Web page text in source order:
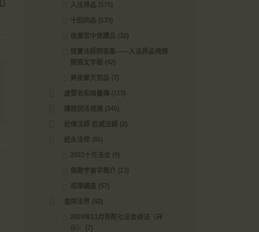
入法界品 (175)
十回向品 (139)
夜摩宮中偈讚品 (32)
恆實法師問答集——入法界品視頻
問答文字版 (42)
昇夜摩天宮品 (7)
虛雲老和尚畫傳 (115)
講經說法視頻 (340)
近傳法師 近威法師 (2)
近永法师 (86)
2023十月法会 (9)
佛教宇宙学简介 (13)
戒律講座 (57)
金岸法界 (82)
2024年11月弥陀七法会讲法（开
示）
(7)